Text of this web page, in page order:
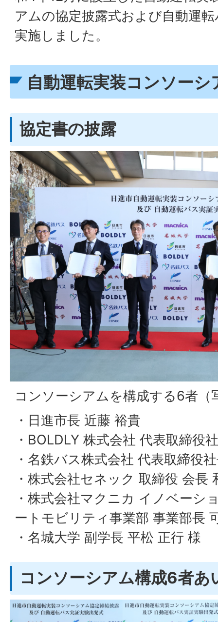
アムの協定披露式および自動運
実施しました。
自動運転実装コンソーシ
協定書の披露
コンソーシアムを構成する6者（
・日進市長 近藤 裕貴
・BOLDLY 株式会社 代表取締役
・名鉄バス株式会社 代表取締役
・株式会社セネック 取締役 会長
・株式会社マクニカ イノベーシ
ートモビリティ事業部 事業部長
・名城大学 副学長 平松 正行 様
コンソーシアム構成6者あ